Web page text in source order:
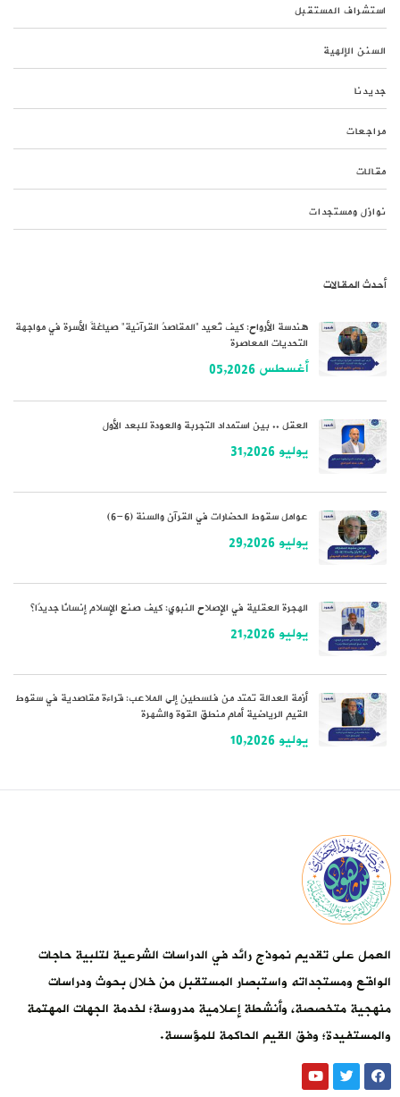
استشراف المستقبل
السنن الإلهية
جديدنا
مراجعات
مقالات
نوازل ومستجدات
أحدث المقالات
هندسة الأرواح: كيف تُعيد “المقاصدُ القرآنية” صياغةَ الأسرة في مواجهة
التحديات المعاصرة
أغسطس 05,2026
العقل .. بين استمداد التجربة والعودة للبعد الأول
يوليو 31,2026
عوامل سقوط الحضارات في القرآن والسنة (6-6)
يوليو 29,2026
الهجرة العقلية في الإصلاح النبوي: كيف صنع الإسلام إنسانًا جديدًا؟
يوليو 21,2026
أزمة العدالة تمتد من فلسطين إلى الملاعب: قراءة مقاصدية في سقوط
القيم الرياضية أمام منطق القوة والشهرة
يوليو 10,2026
العمل على تقديم نموذج رائد في الدراسات الشرعية لتلبية حاجات
الواقع ومستجداته واستبصار المستقبل من خلال بحوث ودراسات
منهجية متخصصة، وأنشطة إعلامية مدروسة؛ لخدمة الجهات المهتمة
والمستفيدة؛ وفق القيم الحاكمة للمؤسسة.